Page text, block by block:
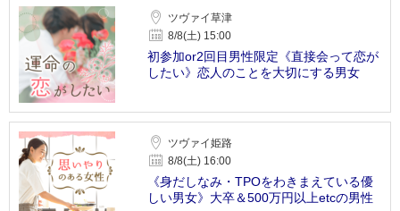
ツヴァイ草津
8/8(土) 15:00
初参加or2回目男性限定《直接会って恋が
したい》恋人のことを大切にする男女
ツヴァイ姫路
8/8(土) 16:00
《身だしなみ・TPOをわきまえている優
しい男女》大卒＆500万円以上etcの男性